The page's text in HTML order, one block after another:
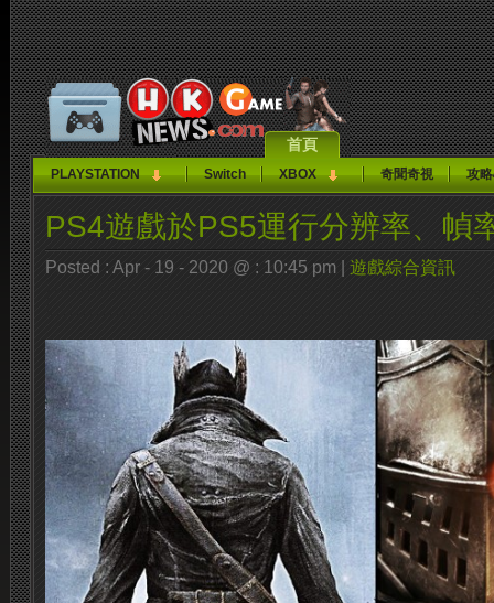
首頁
PLAYSTATION Switch XBOX 奇聞奇視 攻
PS4遊戲於PS5運行分辨率、幀
Posted : Apr - 19 - 2020 @ : 10:45 pm | 遊戲綜合資訊